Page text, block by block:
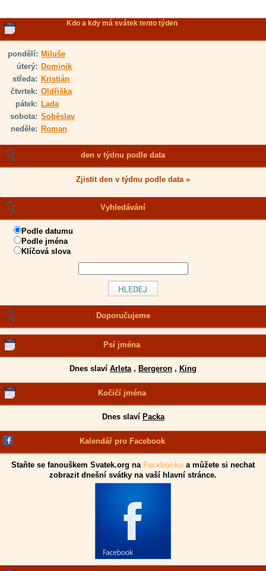
Kdo a kdy má svátek tento týden
pondělí: Miluše
úterý: Dominik
středa: Kristián
čtvrtek: Oldřiška
pátek: Lada
sobota: Soběslav
neděle: Roman
den v týdnu podle data
Zjistit den v týdnu podle data »
Vyhledávání
Podle datumu
Podle jména
Klíčová slova
Doporučujeme
Psí jména
Dnes slaví Arleta, Bergeron , King
Kočičí jména
Dnes slaví Packa
Kalendář pro Facebook
Staňte se fanouškem Svatek.org na Facebooku a můžete si nechat
zobrazit dnešní svátky na vaší hlavní stránce.